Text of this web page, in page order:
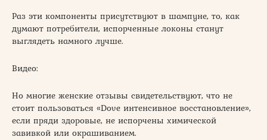
Раз эти компоненты присутствуют в шампуне, то, как
думают потребители, испорченные локоны станут
выглядеть намного лучше.
Видео:
Но многие женские отзывы свидетельствуют, что не
стоит пользоваться «Dove интенсивное восстановление»,
если пряди здоровые, не испорчены химической
завивкой или окрашиванием.